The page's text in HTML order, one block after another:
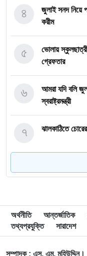
জুলাই সনদ নিয়ে
করীম
৪
ভোলায়
গ্রেফতার
৫
আমরা যদি বলি
স্বরাষ্ট্রমন্ত্রী
৬
ঝালকাঠিতে
৭
ছাত্রকে দিয়ে
৮
৯
বিএম কলেজে
দিবস
অর্থনীতি আন্তর্জাতিক
তথ্যপ্রযুক্তি
সারাদেশ
সম্পাদক : এস. এম. মহিউদ্দিন।